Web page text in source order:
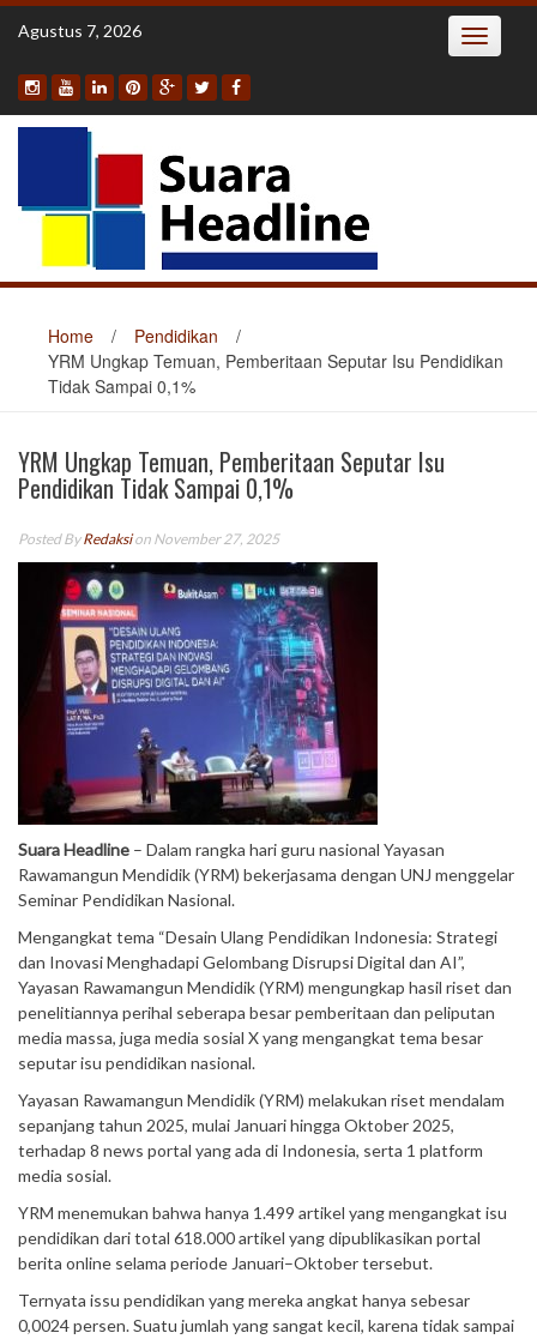
Skip
Agustus 7, 2026 Toggle
Home / Pendidikan
/
YRM Ungkap Temuan, Pemberitaan Seputar Isu Pendidikan
Tidak Sampai 0,1%
YRM Ungkap Temuan, Pemberitaan Seputar Isu
Pendidikan Tidak Sampai 0,1%
Posted ByRedaksion November 27, 2025
Suara Headline – Dalam rangka hari guru nasional Yayasan
Rawamangun Mendidik (YRM) bekerjasama dengan UNJ menggelar
Seminar Pendidikan Nasional.
Mengangkat tema “Desain Ulang Pendidikan Indonesia: Strategi
dan Inovasi Menghadapi Gelombang Disrupsi Digital dan AI”,
Yayasan Rawamangun Mendidik (YRM) mengungkap hasil riset dan
penelitiannya perihal seberapa besar pemberitaan dan peliputan
media massa, juga media sosial X yang mengangkat tema besar
seputar isu pendidikan nasional.
Yayasan Rawamangun Mendidik (YRM) melakukan riset mendalam
sepanjang tahun 2025, mulai Januari hingga Oktober 2025,
terhadap 8 news portal yang ada di Indonesia, serta 1 platform
media sosial.
YRM menemukan bahwa hanya 1.499 artikel yang mengangkat isu
pendidikan dari total 618.000 artikel yang dipublikasikan portal
berita online selama periode Januari–Oktober tersebut.
Ternyata issu pendidikan yang mereka angkat hanya sebesar
0,0024 persen. Suatu jumlah yang sangat kecil, karena tidak sampai